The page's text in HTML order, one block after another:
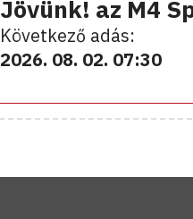
Jövünk! az M4
Következő adás:
2026. 08. 02. 07:30